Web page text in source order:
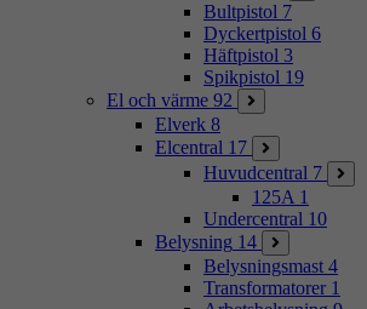
Bultpistol 7
Dyckertpistol 6
Häftpistol 3
Spikpistol 19
El och värme 92
Elverk 8
Elcentral 17
Huvudcentral 7
125A 1
Undercentral 10
Belysning 14
Belysningsmast 4
Transformatorer 1